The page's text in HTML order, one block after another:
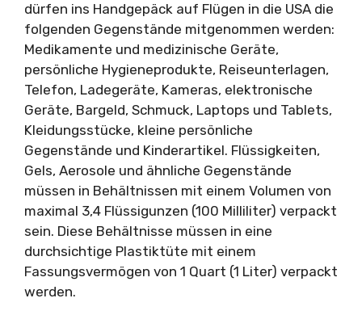
dürfen ins Handgepäck auf Flügen in die USA die
folgenden Gegenstände mitgenommen werden:
Medikamente und medizinische Geräte,
persönliche Hygieneprodukte, Reiseunterlagen,
Telefon, Ladegeräte, Kameras, elektronische
Geräte, Bargeld, Schmuck, Laptops und Tablets,
Kleidungsstücke, kleine persönliche
Gegenstände und Kinderartikel. Flüssigkeiten,
Gels, Aerosole und ähnliche Gegenstände
müssen in Behältnissen mit einem Volumen von
maximal 3,4 Flüssigunzen (100 Milliliter) verpackt
sein. Diese Behältnisse müssen in eine
durchsichtige Plastiktüte mit einem
Fassungsvermögen von 1 Quart (1 Liter) verpackt
werden.